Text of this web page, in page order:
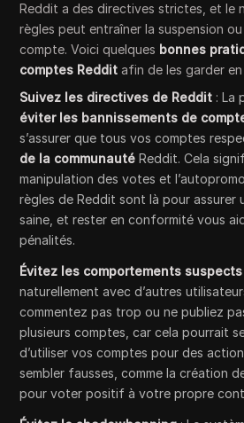
Reddit a des directives strictes, et le
règles peut entraîner la suspension
compte. Voici quelques bonnes
comptes Reddit afin de les garder
Suivez les directives de Reddit : La
éviter les bannissements de
s’assurer que tous vos comptes
de la communauté Reddit. Cela
manipulation des votes et
règles de Reddit sont là pour assurer
saine, et rester en conformité vous
pénalités.
Évitez les comportements suspects
naturellement avec d’autres
commentez pas trop ou ne publiez
plusieurs comptes, car cela pourrait
d’utiliser vos comptes pour des
sembler fausses, comme la création
pour voter positif à votre propre